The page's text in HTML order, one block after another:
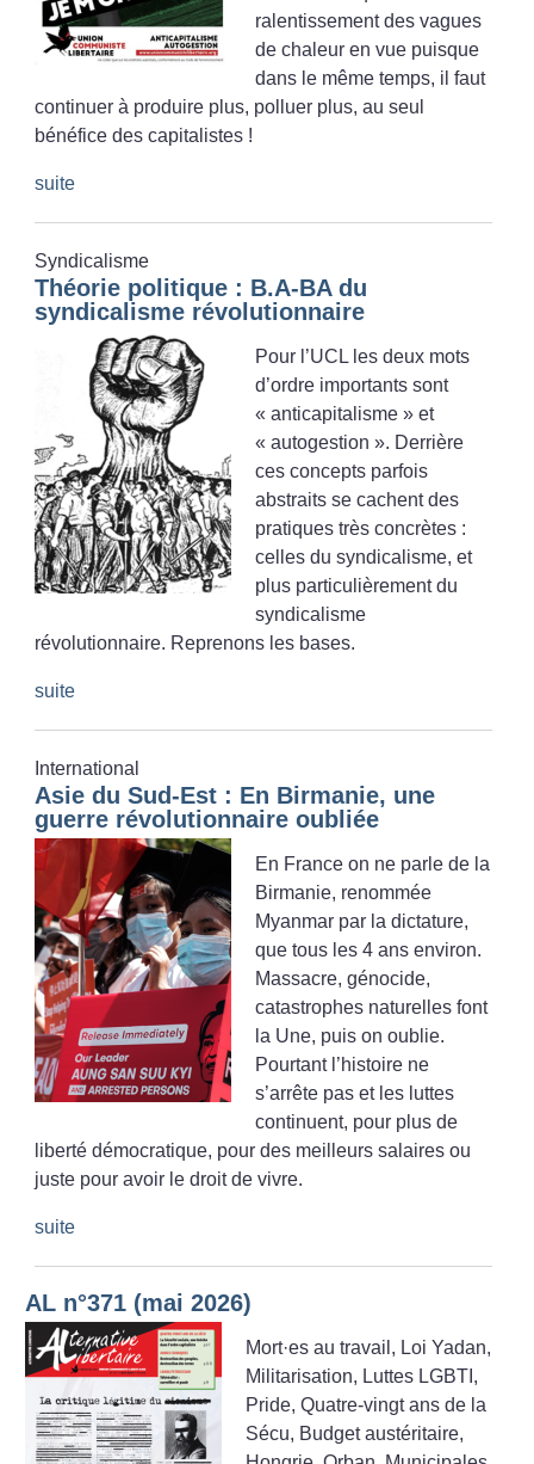
ralentissement des vagues
de chaleur en vue puisque
dans le même temps, il faut
continuer à produire plus, polluer plus, au seul
bénéfice des capitalistes !
suite
Syndicalisme
Théorie politique : B.A-BA du
syndicalisme révolutionnaire
Pour l’UCL les deux mots
d’ordre importants sont
« anticapitalisme » et
« autogestion ». Derrière
ces concepts parfois
abstraits se cachent des
pratiques très concrètes :
celles du syndicalisme, et
plus particulièrement du
syndicalisme
révolutionnaire. Reprenons les bases.
suite
International
Asie du Sud-Est : En Birmanie, une
guerre révolutionnaire oubliée
En France on ne parle de la
Birmanie, renommée
Myanmar par la dictature,
que tous les 4 ans environ.
Massacre, génocide,
catastrophes naturelles font
la Une, puis on oublie.
Pourtant l’histoire ne
s’arrête pas et les luttes
continuent, pour plus de
liberté démocratique, pour des meilleurs salaires ou
juste pour avoir le droit de vivre.
suite
AL n°371 (mai 2026)
Mort·es au travail, Loi Yadan,
Militarisation, Luttes LGBTI,
Pride, Quatre-vingt ans de la
Sécu, Budget austéritaire,